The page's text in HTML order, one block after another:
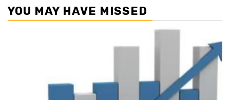
YOU MAY HAVE MISSED